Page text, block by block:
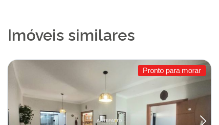
Imóveis similares
Pronto para morar